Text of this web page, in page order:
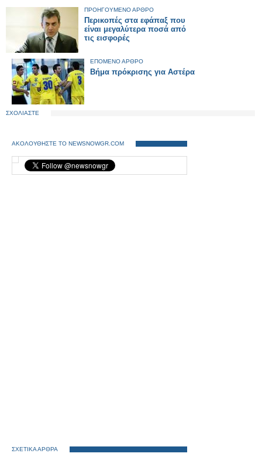
ΠΡΟΗΓΟΥΜΕΝΟ ΑΡΘΡΟ
Περικοπές στα εφάπαξ που
είναι μεγαλύτερα ποσά από
τις εισφορές
ΕΠΟΜΕΝΟ ΑΡΘΡΟ
Βήμα πρόκρισης για Αστέρα
ΣΧΟΛΙΑΣΤΕ
ΑΚΟΛΟΥΘΗΣΤΕ ΤΟ NEWSNOWGR.COM
ΣΧΕΤΙΚΑ ΑΡΘΡΑ